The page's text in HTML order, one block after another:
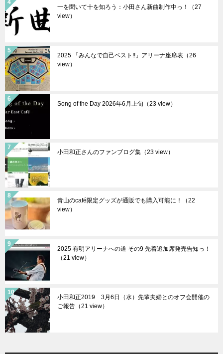
一を聞いて十を知ろう：小田さん新曲制作中っ！（27
view）
2025 「みんなで自己ベスト!!」アリーナ座席表（26
view）
Song of the Day 2026年6月上旬（23 view）
小田和正さんのファンブログ集（23 view）
青山のcafé限定グッズが通販でも購入可能に！（22
view）
2025 有明アリーナへの道 その9 先着追加席発売告知っ！
（21 view）
小田和正2019 3月6日（水）先輩夫婦とのオフ会開催の
ご報告（21 view）